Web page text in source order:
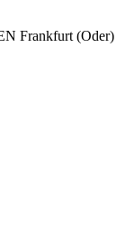
Frankfurt (Oder)